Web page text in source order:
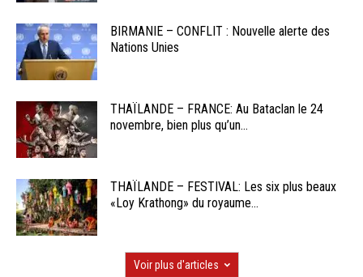
BIRMANIE – CONFLIT : Nouvelle alerte des
Nations Unies
THAÏLANDE – FRANCE: Au Bataclan le 24
novembre, bien plus qu’un...
THAÏLANDE – FESTIVAL: Les six plus beaux
«Loy Krathong» du royaume...
Voir plus d'articles